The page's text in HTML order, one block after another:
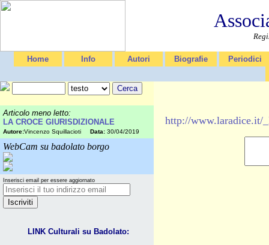
Home Info Autori Biografie Periodici
Articolo meno letto:
LA CROCE GIURISDIZIONALE
Autore:Vincenzo Squillacioti Data: 30/04/2019
WebCam su badolato borgo
Inserisci email per essere aggiornato
LINK Culturali su Badolato:
http://www.laradice.it/